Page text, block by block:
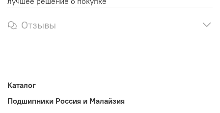
Отзывы
Каталог
Подшипники Россия и Малайзия